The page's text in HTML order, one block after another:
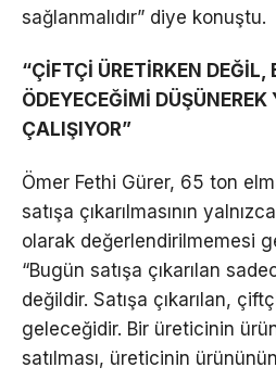
sağlanmalıdır” diye konuştu.
“ÇİFTÇİ ÜRETİRKEN DEĞİL,
ÖDEYECEĞİMİ
ÇALIŞIYOR”
Ömer Fethi Gürer, 65 ton
satışa çıkarılmasının
olarak değerlendirilmemesi
“Bugün satışa çıkarılan
değildir. Satışa çıkarılan,
geleceğidir. Bir üreticinin
satılması, üreticinin